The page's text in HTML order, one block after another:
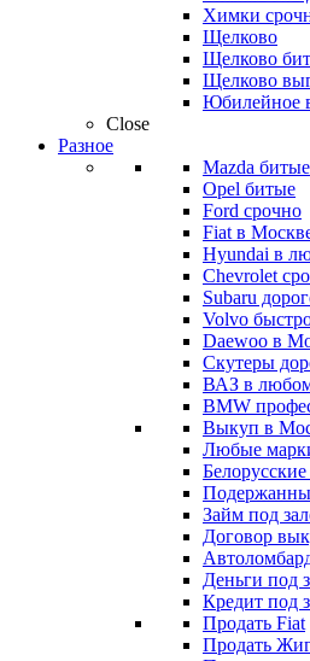
Химки
Щелково
Щелково
Щелково
Юбилейное
Close
Разное
Mazda битые
Opel битые
Ford срочно
Fiat в
Hyundai в
Chevrolet
Subaru
Volvo
Daewoo в
Скутеры
ВАЗ в
BMW
Выкуп в
Любые
Займ под
Договор
Деньги под
Кредит под
Продать Fiat
Продать